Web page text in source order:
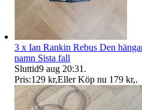
3 x Ian Rankin Rebus Den
namn Sista fall
Sluttid9 aug 20:31 .
Pris:129 kr,Eller Köp nu 179 kr,.